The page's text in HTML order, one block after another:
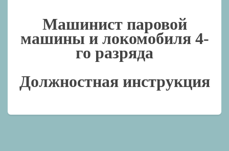
Машинист паровой
машины и локомобиля 4-
го разряда
Должностная инструкция